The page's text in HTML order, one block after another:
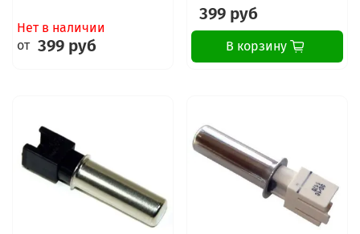
Нет в наличии
от 399 руб
399 руб
В корзину